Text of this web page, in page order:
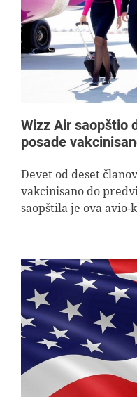
AVIOPEDIA
SPECIJAL
FOTO PRIČA
TEMA
AGENT
Wizz Air saopštio
posade
Devet od deset
vakcinisano do
saopštila je ova avio-